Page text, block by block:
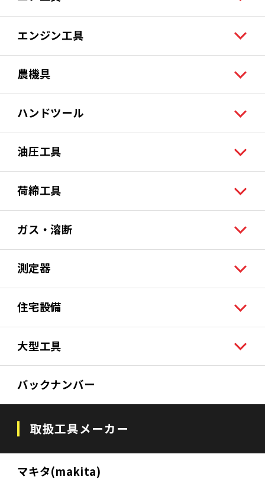
エンジン工具
農機具
ハンドツール
油圧工具
荷締工具
ガス・溶断
測定器
住宅設備
大型工具
バックナンバー
取扱工具メーカー
マキタ(makita)